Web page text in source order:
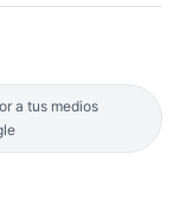
a tus medios